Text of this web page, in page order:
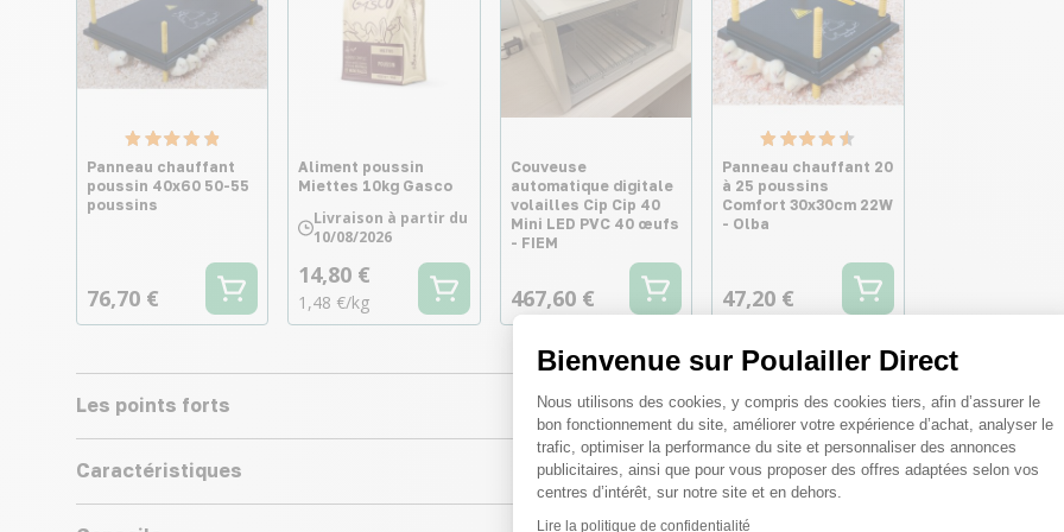
Bienvenue sur Poulailler Direct
Plateforme de Gestion du
Nous utilisons des cookies, y compris des cookies tiers, afin d’assurer le
bon fonctionnement du site, améliorer votre expérience d’achat, analyser le
trafic, optimiser la performance du site et personnaliser des annonces
publicitaires, ainsi que pour vous proposer des offres adaptées selon vos
centres d’intérêt, sur notre site et en dehors.
Lire la politique de confidentialité
Panneau chauffant
poussin 40x60 50-55
poussins
76,70 €
Aliment poussin
Miettes 10kg Gasco
Livraison à partir du
10/08/2026
14,80 €
1,48 €/kg
Couveuse
automatique digitale
volailles Cip Cip 40
Mini LED PVC 40 œufs
- FIEM
467,60 €
Panneau chauffant 20
à 25 poussins
Comfort 30x30cm 22W
- Olba
47,20 €
Les points forts
Caractéristiques